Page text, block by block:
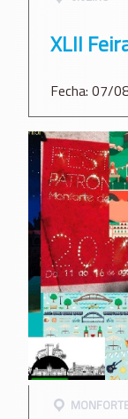
XLII
Fecha: 07/